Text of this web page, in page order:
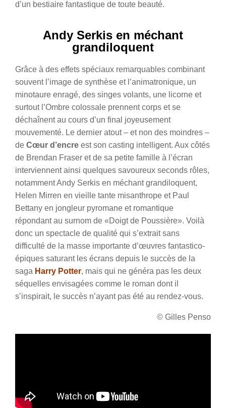
d’un bestiaire fantastique de toute beauté.
Andy Serkis en méchant
grandiloquent
Grâce à des effets spéciaux remarquables combinant
souvent l’image de synthèse et l’animatronique, un
minotaure enragé, des singes volants, une licorne et
surtout l’Ombre colossale prennent corps et se
déchaînent au cours d’un final joyeusement
mouvementé. Le dernier atout – et non des moindres –
de Cœur d’encre est son casting intelligent. Aux côtés
de Brendan Fraser et de sa petite famille à l’écran
interviennent ainsi quelques savoureux seconds rôles,
notamment Andy Serkis en méchant grandiloquent,
Helen Mirren en vieille tante misanthrope et Paul
Bettany en jongleur pyromane et romantique
répondant au surnom de «Doigt de Poussière». Voilà
donc un spectacle de qualité qui s’extrait sans
difficulté de la masse importante d’œuvres fantastico-
épiques saturant les écrans depuis le succès de la
saga Harry Potter, mais qui ne généra pas les deux
séquelles envisagées comme le roman dont il
s’inspirait, le succès n’ayant pas été au rendez-vous.
© Gilles Penso